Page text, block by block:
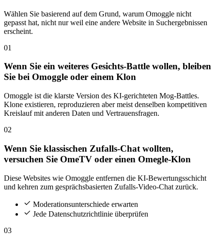
Wählen Sie basierend auf dem Grund, warum Omoggle nicht
gepasst hat, nicht nur weil eine andere Website in Suchergebnissen
erscheint.
01
Wenn Sie ein weiteres Gesichts-Battle wollen, bleiben
Sie bei Omoggle oder einem Klon
Omoggle ist die klarste Version des KI-gerichteten Mog-Battles.
Klone existieren, reproduzieren aber meist denselben kompetitiven
Kreislauf mit anderen Daten und Vertrauensfragen.
02
Wenn Sie klassischen Zufalls-Chat wollten,
versuchen Sie OmeTV oder einen Omegle-Klon
Diese Websites wie Omoggle entfernen die KI-Bewertungsschicht
und kehren zum gesprächsbasierten Zufalls-Video-Chat zurück.
Moderationsunterschiede erwarten
Jede Datenschutzrichtlinie überprüfen
03